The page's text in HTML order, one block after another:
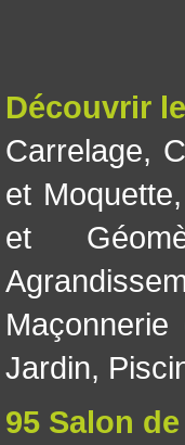
Découvrir
Carrelage,
et Moquette,
et
Jardin,
95 Salon